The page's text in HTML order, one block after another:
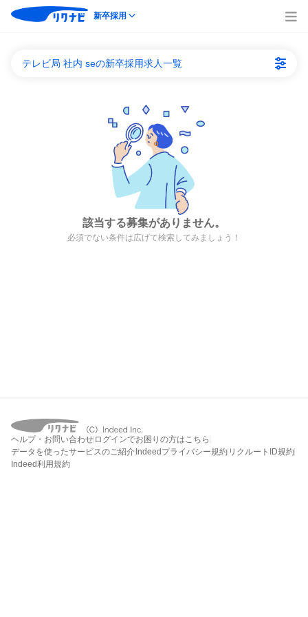
新卒採用
テレビ局 社内 seの新卒採用求人一覧
該当する募集がありません。
必須でない条件は広げて検索してみましょう！
ヘルプ・お問い合わせ ログインでお困りの方はこちら
データを使ったサービスのご紹介 Indeedプライバシー規約 リクルートID規約
Indeed利用規約